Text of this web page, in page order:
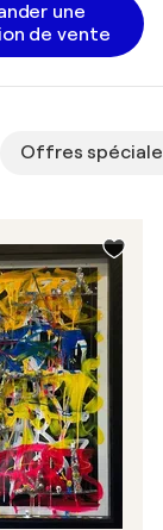
une
de vente
Offres